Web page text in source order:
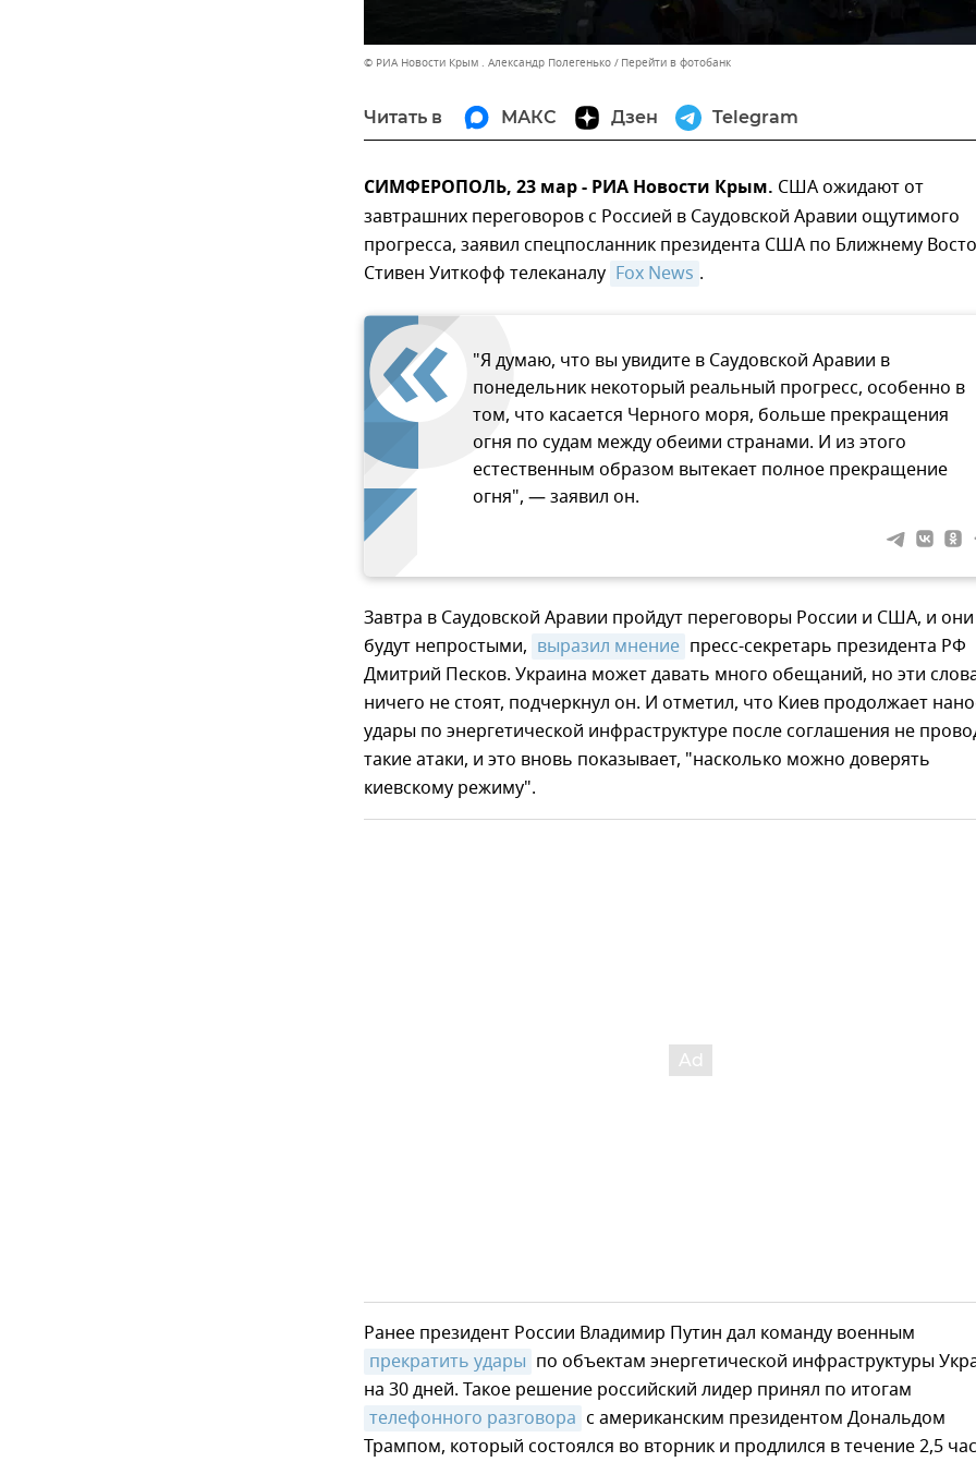
© РИА Новости Крым . Александр Полегенько Перейти в фотобанк
Читать в МАКС Дзен Telegram
СИМФЕРОПОЛЬ, 23 мар - РИА Новости Крым. США ожидают от
завтрашних переговоров с Россией в Саудовской Аравии ощутимого
прогресса, заявил спецпосланник президента США по Ближнему
Стивен Уиткофф телеканалу Fox News .
"Я думаю, что вы увидите в Саудовской Аравии в
понедельник некоторый реальный прогресс, особенно в
том, что касается Черного моря, больше прекращения
огня по судам между обеими странами. И из этого
естественным образом вытекает полное прекращение
огня", — заявил он.
Завтра в Саудовской Аравии пройдут переговоры России и США, и они
будут непростыми, выразил мнение пресс-секретарь президента РФ
Дмитрий Песков. Украина может давать много обещаний, но эти
ничего не стоят, подчеркнул он. И отметил, что Киев продолжает
удары по энергетической инфраструктуре после соглашения не
такие атаки, и это вновь показывает, "насколько можно доверять
киевскому режиму".
Ранее президент России Владимир Путин дал команду военным
прекратить удары по объектам энергетической инфраструктуры
на 30 дней. Такое решение российский лидер принял по итогам
телефонного разговора с американским президентом Дональдом
Трампом, который состоялся во вторник и продлился в течение 2,5